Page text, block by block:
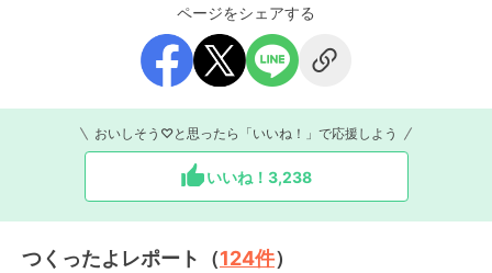
ページをシェアする
おいしそう♡と思ったら「いいね！」で応援しよう
いいね！ 3,238
つくったよレポート（124件）